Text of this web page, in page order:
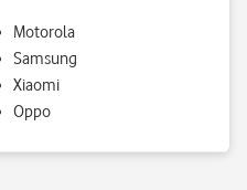
Motorola
Samsung
Xiaomi
Oppo